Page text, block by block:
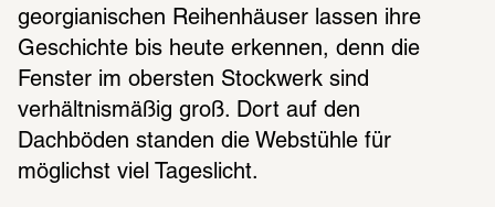
georgianischen Reihenhäuser lassen ihre
Geschichte bis heute erkennen, denn die
Fenster im obersten Stockwerk sind
verhältnismäßig groß. Dort auf den
Dachböden standen die Webstühle für
möglichst viel Tageslicht.